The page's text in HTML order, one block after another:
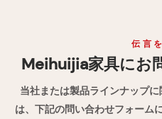
伝言
Meihuijia家具にお
当社または製品ラインナップ
は、下記の問い合わせフォーム